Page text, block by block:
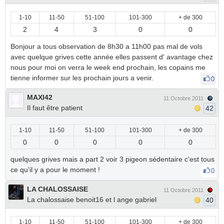
1-10 11-50 51-100 101-300 + de 300
2 4 3 0 0
Bonjour a tous observation de 8h30 a 11h00 pas mal de vols
avec quelque grives cette année elles passent d' avantage chez
nous pour moi on verra le week end prochain, les copains me
tienne informer sur les prochain jours a venir.
0
MAXI42
Il faut être patient
11 Octobre 2011
42
1-10 11-50 51-100 101-300 + de 300
0 0 0 0 0
quelques grives mais a part 2 voir 3 pigeon sédentaire c'est tous
ce qu'il y a pour le moment !
0
LA CHALOSSAISE
La chalossaise benoit16 et l ange gabriel
11 Octobre 2011
40
1-10 11-50 51-100 101-300 + de 300